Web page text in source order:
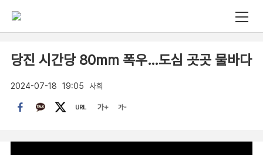
당진 시간당 80mm 폭우…도심 곳곳 물바다
2024-07-18 19:05 사회